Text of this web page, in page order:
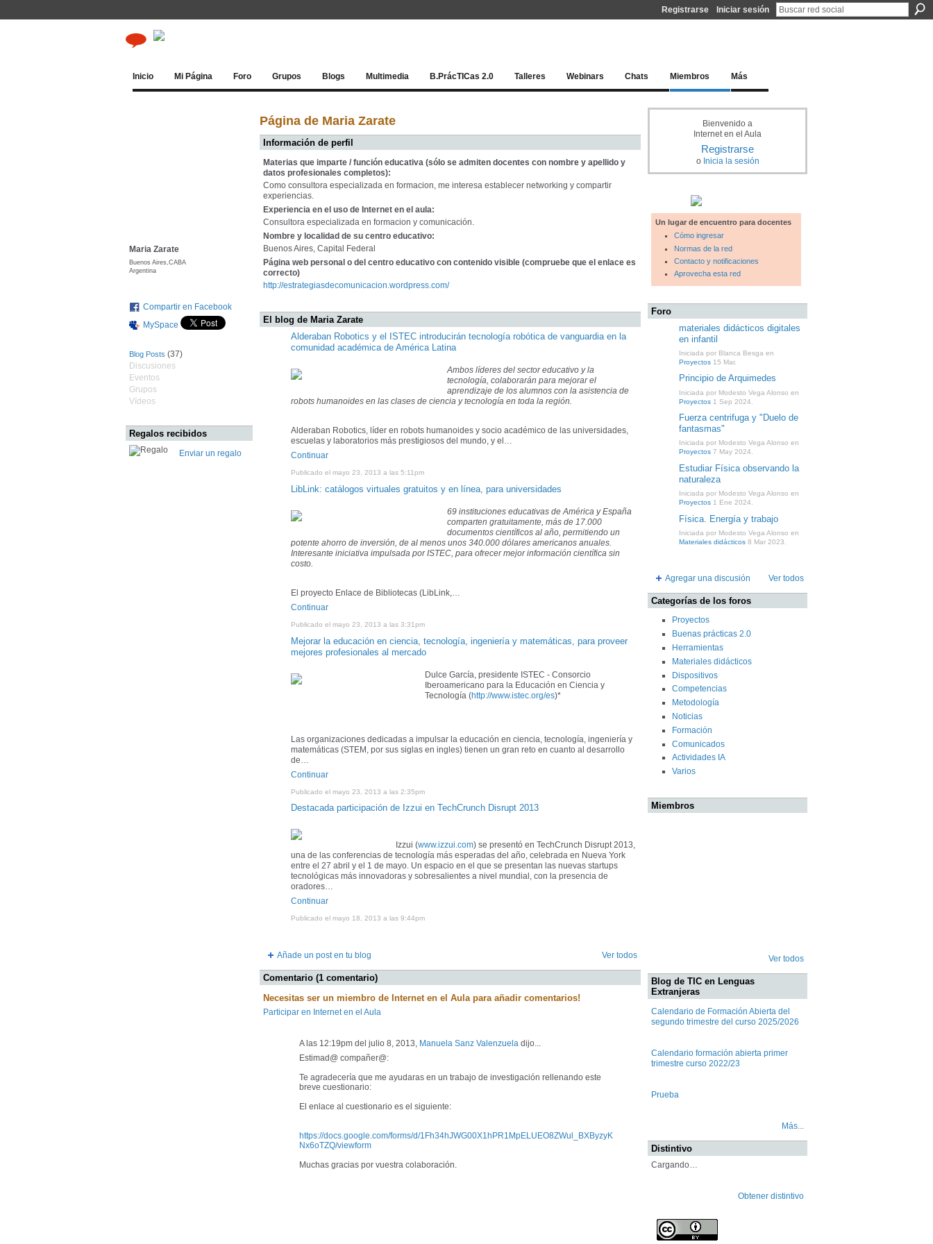
Registrarse Iniciar sesión
Inicio Mi Página Foro Grupos Blogs Multimedia B.PrácTICas 2.0 Talleres Webinars Chats Miembros Más
Maria Zarate
Buenos Aires,CABA
Argentina
Compartir en Facebook
MySpace
Blog Posts (37)
Discusiones
Eventos
Grupos
Vídeos
Regalos recibidos
Enviar un regalo
Página de Maria Zarate
Información de perfil
Materias que imparte / función educativa (sólo se admiten docentes con nombre y apellido y
datos profesionales completos):
Como consultora especializada en formacion, me interesa establecer networking y compartir
experiencias.
Experiencia en el uso de Internet en el aula:
Consultora especializada en formacion y comunicación.
Nombre y localidad de su centro educativo:
Buenos Aires, Capital Federal
Página web personal o del centro educativo con contenido visible (compruebe que el enlace es
correcto)
http://estrategiasdecomunicacion.wordpress.com/
El blog de Maria Zarate
Alderaban Robotics y el ISTEC introducirán tecnología robótica de vanguardia en la
comunidad académica de América Latina
Ambos líderes del sector educativo y la
tecnología, colaborarán para mejorar el
aprendizaje de los alumnos con la asistencia de
robots humanoides en las clases de ciencia y tecnología en toda la región.
Alderaban Robotics, líder en robots humanoides y socio académico de las universidades,
escuelas y laboratorios más prestigiosos del mundo, y el…
Continuar
Publicado el mayo 23, 2013 a las 5:11pm
LibLink: catálogos virtuales gratuitos y en línea, para universidades
69 instituciones educativas de América y España
comparten gratuitamente, más de 17.000
documentos científicos al año, permitiendo un
potente ahorro de inversión, de al menos unos 340.000 dólares americanos anuales.
Interesante iniciativa impulsada por ISTEC, para ofrecer mejor información científica sin
costo.
El proyecto Enlace de Bibliotecas (LibLink,…
Continuar
Publicado el mayo 23, 2013 a las 3:31pm
Mejorar la educación en ciencia, tecnología, ingeniería y matemáticas, para proveer
mejores profesionales al mercado
Dulce García, presidente ISTEC - Consorcio
Iberoamericano para la Educación en Ciencia y
Tecnología (http://www.istec.org/es)*
Las organizaciones dedicadas a impulsar la educación en ciencia, tecnología, ingeniería y
matemáticas (STEM, por sus siglas en ingles) tienen un gran reto en cuanto al desarrollo
de…
Continuar
Publicado el mayo 23, 2013 a las 2:35pm
Destacada participación de Izzui en TechCrunch Disrupt 2013
Izzui (www.izzui.com) se presentó en TechCrunch Disrupt 2013,
una de las conferencias de tecnología más esperadas del año, celebrada en Nueva York
entre el 27 abril y el 1 de mayo. Un espacio en el que se presentan las nuevas startups
tecnológicas más innovadoras y sobresalientes a nivel mundial, con la presencia de
oradores…
Continuar
Publicado el mayo 18, 2013 a las 9:44pm
Añade un post en tu blog Ver todos
Comentario (1 comentario)
Necesitas ser un miembro de Internet en el Aula para añadir comentarios!
Participar en Internet en el Aula
A las 12:19pm del julio 8, 2013, Manuela Sanz Valenzuela dijo...
Estimad@ compañer@:
Te agradecería que me ayudaras en un trabajo de investigación rellenando este
breve cuestionario:
El enlace al cuestionario es el siguiente:
https://docs.google.com/forms/d/1Fh34hJWG00X1hPR1MpELUEO8ZWul_BXByzyK
Nx6oTZQ/viewform
Muchas gracias por vuestra colaboración.
Bienvenido a
Internet en el Aula
Registrarse
o Inicia la sesión
Un lugar de encuentro para docentes
Cómo ingresar
Normas de la red
Contacto y notificaciones
Aprovecha esta red
Foro
materiales didácticos digitales
en infantil
Iniciada por Blanca Besga en
Proyectos 15 Mar.
Principio de Arquimedes
Iniciada por Modesto Vega Alonso en
Proyectos 1 Sep 2024.
Fuerza centrifuga y "Duelo de
fantasmas"
Iniciada por Modesto Vega Alonso en
Proyectos 7 May 2024.
Estudiar Física observando la
naturaleza
Iniciada por Modesto Vega Alonso en
Proyectos 1 Ene 2024.
Física. Energía y trabajo
Iniciada por Modesto Vega Alonso en
Materiales didácticos 8 Mar 2023.
Agregar una discusión Ver todos
Categorías de los foros
Proyectos
Buenas prácticas 2.0
Herramientas
Materiales didácticos
Dispositivos
Competencias
Metodología
Noticias
Formación
Comunicados
Actividades IA
Varios
Miembros
Ver todos
Blog de TIC en Lenguas
Extranjeras
Calendario de Formación Abierta del
segundo trimestre del curso 2025/2026
Calendario formación abierta primer
trimestre curso 2022/23
Prueba
Más...
Distintivo
Cargando…
Obtener distintivo